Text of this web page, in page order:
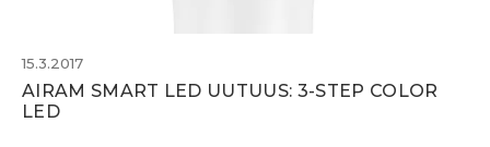
15.3.2017
AIRAM SMART LED UUTUUS: 3-STEP COLOR
LED